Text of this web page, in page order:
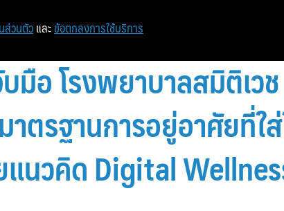
มือ โรงพยาบาลสมิติเว
าตรฐานการอยู่อาศัยที่ใ
นวคิด Digital
ส่วนตัว และ ข้อตกลงการใช้บริการ